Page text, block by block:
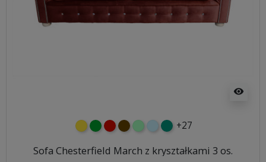
visibility
żółtyzielonyczerwony
czekoladowy
miętowybłękitny
turkusowy
+27
Sofa Chesterfield March z kryształkami 3 os.